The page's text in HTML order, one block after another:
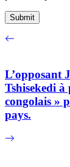
L’opposant
Tshisekedi
congolais »
pays.